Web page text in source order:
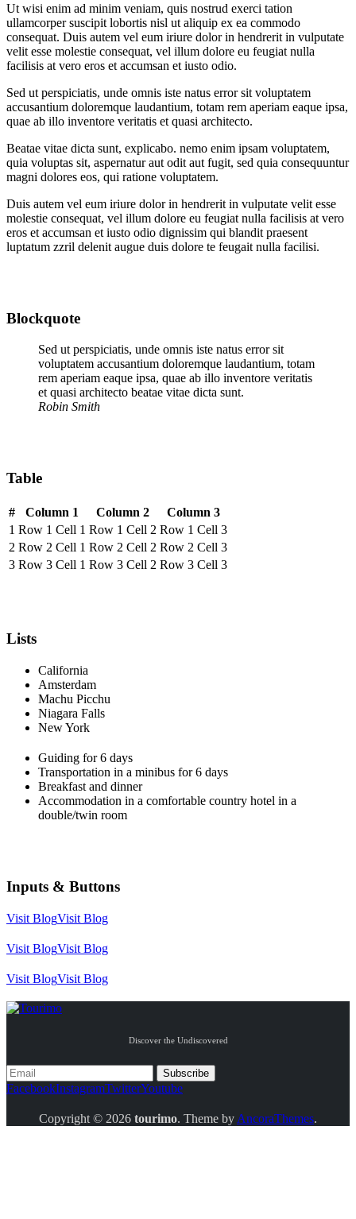
Ut wisi enim ad minim veniam, quis nostrud exerci tation
ullamcorper suscipit lobortis nisl ut aliquip ex ea commodo
consequat. Duis autem vel eum iriure dolor in hendrerit in vulputate
velit esse molestie consequat, vel illum dolore eu feugiat nulla
facilisis at vero eros et accumsan et iusto odio.
Sed ut perspiciatis, unde omnis iste natus error sit voluptatem
accusantium doloremque laudantium, totam rem aperiam eaque ipsa,
quae ab illo inventore veritatis et quasi architecto.
Beatae vitae dicta sunt, explicabo. nemo enim ipsam voluptatem,
quia voluptas sit, aspernatur aut odit aut fugit, sed quia consequuntur
magni dolores eos, qui ratione voluptatem.
Duis autem vel eum iriure dolor in hendrerit in vulputate velit esse
molestie consequat, vel illum dolore eu feugiat nulla facilisis at vero
eros et accumsan et iusto odio dignissim qui blandit praesent
luptatum zzril delenit augue duis dolore te feugait nulla facilisi.
Blockquote
Sed ut perspiciatis, unde omnis iste natus error sit
voluptatem accusantium doloremque laudantium, totam
rem aperiam eaque ipsa, quae ab illo inventore veritatis
et quasi architecto beatae vitae dicta sunt.
Robin Smith
Table
# Column 1 Column 2
Column 3
1 Row 1 Cell 1 Row 1 Cell 2 Row 1 Cell 3
2 Row 2 Cell 1 Row 2 Cell 2 Row 2 Cell 3
3 Row 3 Cell 1 Row 3 Cell 2 Row 3 Cell 3
Lists
California
Amsterdam
Machu Picchu
Niagara Falls
New York
Guiding for 6 days
Transportation in a minibus for 6 days
Breakfast and dinner
Accommodation in a comfortable country hotel in a
double/twin room
Inputs & Buttons
Visit BlogVisit Blog
Visit BlogVisit Blog
Visit BlogVisit Blog
Discover the Undiscovered
FacebookInstagramTwitterYoutube
Copyright © 2026 tourimo. Theme by AncoraThemes.